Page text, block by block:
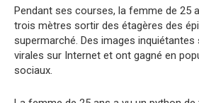
Pendant ses courses, la femme de 25
trois mètres sortir des étagères des
supermarché. Des images inquiétantes
virales sur Internet et ont gagné en
sociaux.